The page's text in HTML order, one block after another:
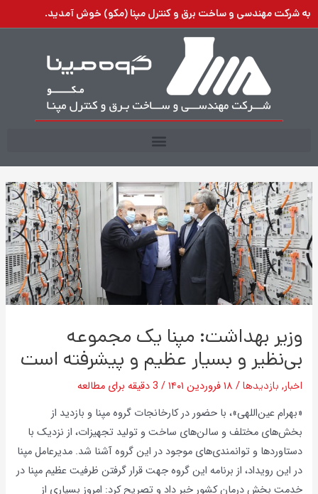
پرش
به
به شرکت مهندسی و ساخت برق و کنترل مپنا (مکو) خوش آمدید.
وزیر بهداشت: مپنا یک مجموعه
بی‌نظیر و بسیار عظیم و پیشرفته است
اخبار, بازدیدها/ ۱۸ فروردین ۱۴۰۱ / 3 دقیقه برای مطالعه
«بهرام عین‌اللهی»، با حضور در کارخانجات گروه مپنا و بازدید از
بخش‌های مختلف و سالن‌های ساخت و تولید تجهیزات، از نزدیک با
دستاوردها و توانمندی‌های موجود در این گروه آشنا شد. مدیرعامل مپنا
در این رویداد، از برنامه این گروه جهت قرار گرفتن ظرفیت عظیم مپنا در
خدمت بخش درمان کشور خبر داد و تصریح کرد: امروز بسیاری از